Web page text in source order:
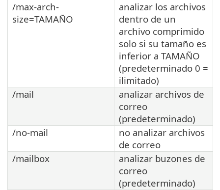
/max-arch-
size=TAMAÑO
analizar los archivos
dentro de un
archivo comprimido
solo si su tamaño es
inferior a TAMAÑO
(predeterminado 0 =
ilimitado)
/mail
analizar archivos de
correo
(predeterminado)
/no-mail
no analizar archivos
de correo
/mailbox
analizar buzones de
correo
(predeterminado)